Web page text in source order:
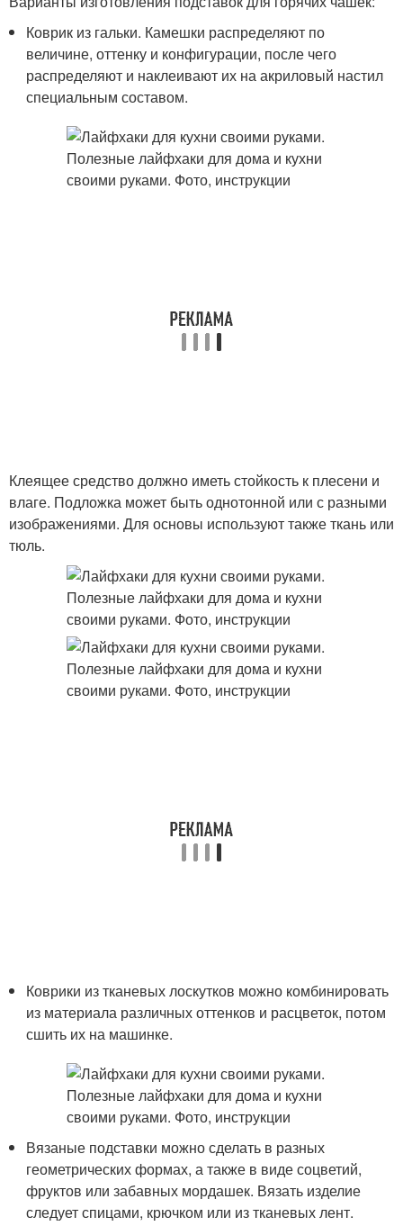
Коврик из гальки. Камешки распределяют по
величине, оттенку и конфигурации, после чего
распределяют и наклеивают их на акриловый настил
специальным составом.
Клеящее средство должно иметь стойкость к плесени и
влаге. Подложка может быть однотонной или с разными
изображениями. Для основы используют также ткань или
тюль.
Коврики из тканевых лоскутков можно комбинировать
из материала различных оттенков и расцветок, потом
сшить их на машинке.
Вязаные подставки можно сделать в разных
геометрических формах, а также в виде соцветий,
фруктов или забавных мордашек. Вязать изделие
следует спицами, крючком или из тканевых лент.